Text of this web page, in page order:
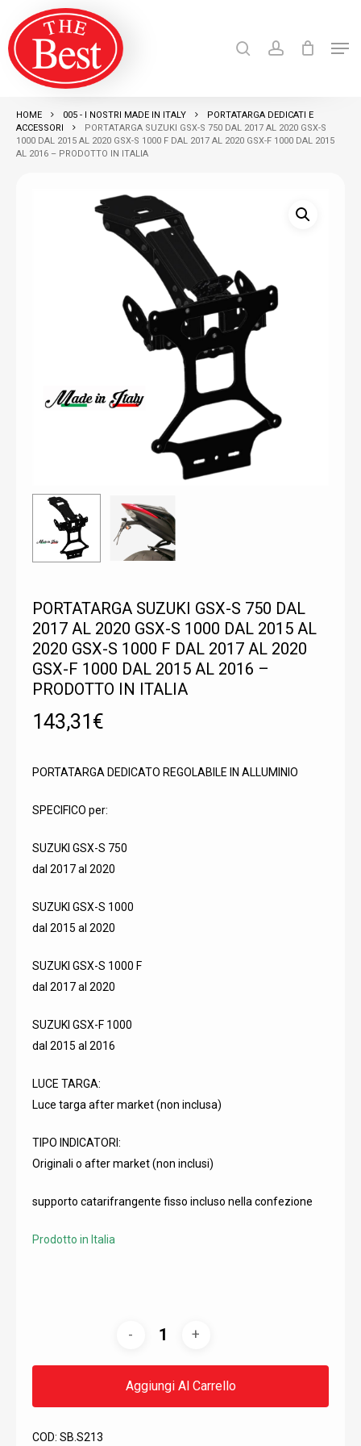
main
content
Products
search
HOME 005 - I NOSTRI MADE IN ITALY
PORTATARGA DEDICATI E
ACCESSORI
PORTATARGA SUZUKI GSX-S 750 DAL 2017 AL 2020 GSX-S
1000 DAL 2015 AL 2020 GSX-S 1000 F DAL 2017 AL 2020 GSX-F 1000 DAL 2015
AL 2016 – PRODOTTO IN ITALIA
PORTATARGA SUZUKI GSX-S 750 DAL
2017 AL 2020 GSX-S 1000 DAL 2015 AL
2020 GSX-S 1000 F DAL 2017 AL 2020
GSX-F 1000 DAL 2015 AL 2016 –
PRODOTTO IN ITALIA
143,31€
PORTATARGA DEDICATO REGOLABILE IN ALLUMINIO
SPECIFICO per:
SUZUKI GSX-S 750
dal 2017 al 2020
SUZUKI GSX-S 1000
dal 2015 al 2020
SUZUKI GSX-S 1000 F
dal 2017 al 2020
SUZUKI GSX-F 1000
dal 2015 al 2016
LUCE TARGA:
Luce targa after market (non inclusa)
TIPO INDICATORI:
Originali o after market (non inclusi)
supporto catarifrangente fisso incluso nella confezione
Prodotto in Italia
Aggiungi Al Carrello
COD: SB.S213
Close